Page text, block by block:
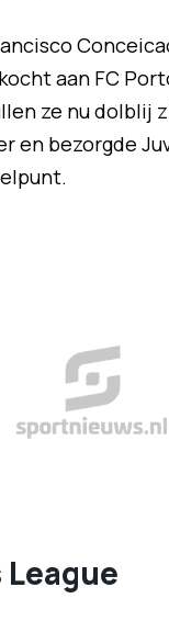
aan FC
ze nu dolblij
en bezorgde